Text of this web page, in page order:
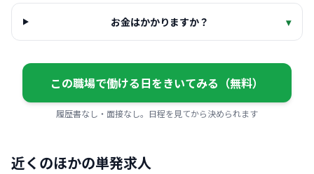
お金はかかりますか？ ▾
この職場で働ける日をきいてみる（無料）
履歴書なし・面接なし。日程を見てから決められます
近くのほかの単発求人